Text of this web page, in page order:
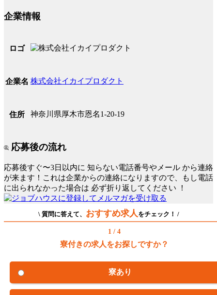
企業情報
ロゴ
企業名 株式会社イカイプロダクト
住所 神奈川県厚木市恩名1-20-19
応募後の流れ
応募後すぐ〜3日以内に 知らない電話番号やメール から連絡
が来ます！これは企業からの連絡になりますので、もし電話
に出られなかった場合は 必ず折り返してください ！
\ 質問に答えて、 おすすめ求人 をチェック！ /
1 / 4
寮付きの求人をお探しですか？
寮あり